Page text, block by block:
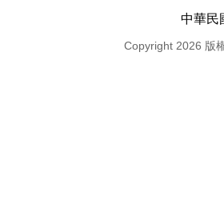
中華民
Copyright 2026 版